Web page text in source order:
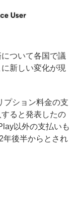
ついて各国で議
新しい変化が現
プション料金の支
ると発表したの
以外の支払いも
年後半からとされ